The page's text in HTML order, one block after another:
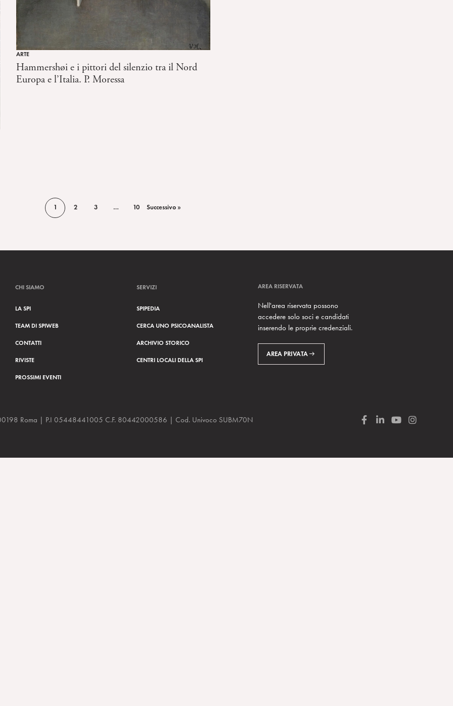
ARTE
Hammershøi e i pittori del silenzio tra il Nord
Europa e l’Italia. P. Moressa
1 2 3 … 10 Successivo »
CHI SIAMO
LA SPI
TEAM DI SPIWEB
CONTATTI
RIVISTE
PROSSIMI EVENTI
SERVIZI
SPIPEDIA
CERCA UNO PSICOANALISTA
ARCHIVIO STORICO
CENTRI LOCALI DELLA SPI
AREA RISERVATA
Nell'area riservata possono
accedere solo soci e candidati
inserendo le proprie credenziali.
AREA PRIVATA
Roma | P.I 05448441005 C.F. 80442000586 | Cod. Univoco SUBM70N
F
L
Y
I